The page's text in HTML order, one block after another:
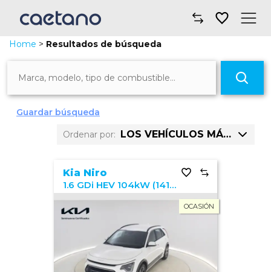
Comprar un coche
Taller y mantenimiento
Financiación y seguros
Sobre nosotros
Noticias
Dónde encontrarnos
Home > Resultados de búsqueda
ECO
744 coches encontrados
Guardar búsqueda
Ordenar por: LOS VEHÍCULOS MÁS VISTOS
Precio: mayor a menor
Precio: menor a mayor
Km: menor a mayor
Kia Niro
1.6 GDi HEV 104kW (141CV) Drive
OCASIÓN